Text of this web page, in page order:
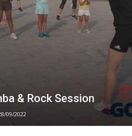
& Rock Session
09/2022